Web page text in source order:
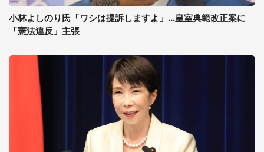
小林よしのり氏「ワシは提訴しますよ」...皇室典範改正案に
「憲法違反」主張